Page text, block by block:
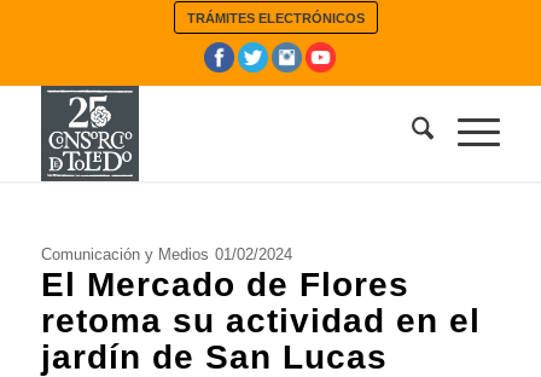
TRÁMITES ELECTRÓNICOS
Comunicación y Medios 01/02/2024
El Mercado de Flores
retoma su actividad en el
jardín de San Lucas